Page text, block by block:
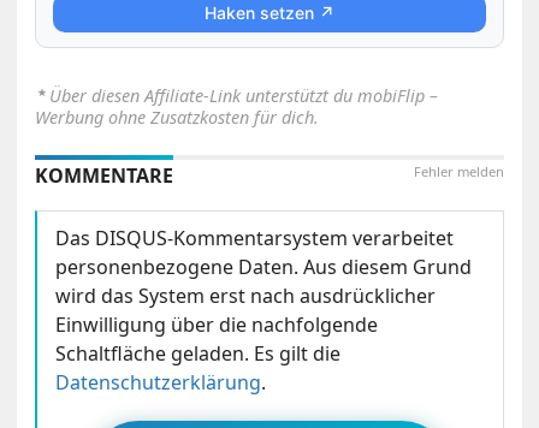
Haken setzen ↗
⋆ Über diesen Affiliate-Link unterstützt du mobiFlip –
Werbung ohne Zusatzkosten für dich.
Fehler melden
KOMMENTARE
Das DISQUS-Kommentarsystem verarbeitet
personenbezogene Daten. Aus diesem Grund
wird das System erst nach ausdrücklicher
Einwilligung über die nachfolgende
Schaltfläche geladen. Es gilt die
Datenschutzerklärung.